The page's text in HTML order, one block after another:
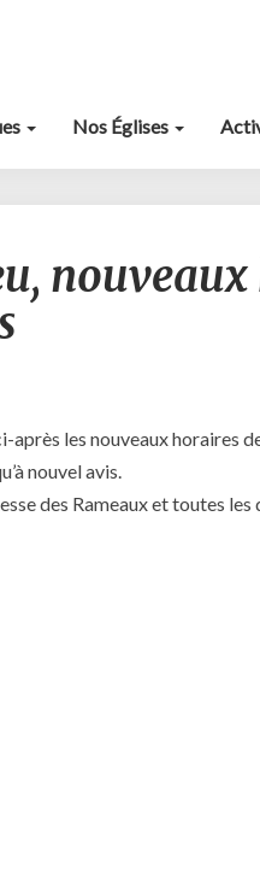
Nos Églises
couvre-
feu,
confessions
nouveaux
les nouveaux horaires
nouvel avis.
des Rameaux et toutes